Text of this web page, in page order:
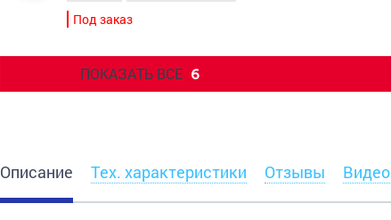
Под заказ
ПОКАЗАТЬ ВСЕ 6
Описание Тех. характеристики Отзывы Видео